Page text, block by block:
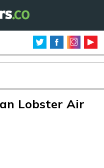
Lobster Air